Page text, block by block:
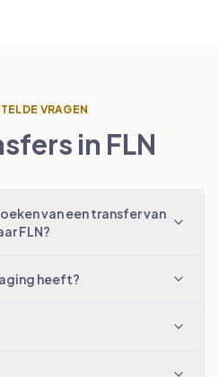
VRAGEN
in FLN
van een transfer van
FLN?
heeft?